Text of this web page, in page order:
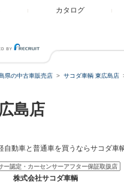
カタログ
県の中古車販売店 サコダ車輌 東広島店
島店
自動車と普通車を買うならサコダ車
ー認定・カーセンサーアフター保証取扱店
株式会社サコダ車輌